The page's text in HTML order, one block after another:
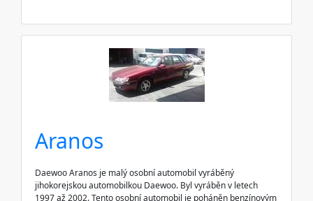
Aranos
Daewoo Aranos je malý osobní automobil vyráběný
jihokorejskou automobilkou Daewoo. Byl vyráběn v letech
1997 až 2002. Tento osobní automobil je poháněn benzínovým